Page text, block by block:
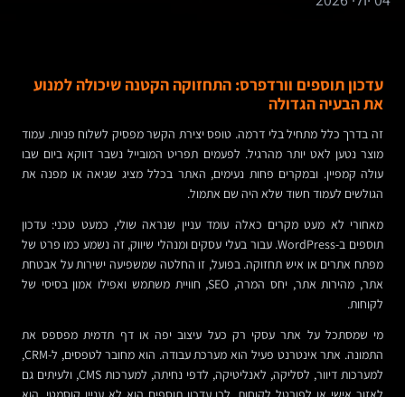
עדכון תוספים וורדפרס: התחזוקה הקטנה שיכולה למנוע
את הבעיה הגדולה
זה בדרך כלל מתחיל בלי דרמה. טופס יצירת הקשר מפסיק לשלוח פניות. עמוד
מוצר נטען לאט יותר מהרגיל. לפעמים תפריט המובייל נשבר דווקא ביום שבו
עולה קמפיין. ובמקרים פחות נעימים, האתר בכלל מציג שגיאה או מפנה את
הגולשים לעמוד חשוד שלא היה שם אתמול.
מאחורי לא מעט מקרים כאלה עומד עניין שנראה שולי, כמעט טכני: עדכון
תוספים ב-WordPress. עבור בעלי עסקים ומנהלי שיווק, זה נשמע כמו פרט של
מפתח אתרים או איש תחזוקה. בפועל, זו החלטה שמשפיעה ישירות על אבטחת
אתר, מהירות אתר, יחס המרה, SEO, חוויית משתמש ואפילו אמון בסיסי של
לקוחות.
מי שמסתכל על אתר עסקי רק כעל עיצוב יפה או דף תדמית מפספס את
התמונה. אתר אינטרנט פעיל הוא מערכת עבודה. הוא מחובר לטפסים, ל-CRM,
למערכות דיוור, לסליקה, לאנליטיקה, לדפי נחיתה, למערכות CMS, ולעיתים גם